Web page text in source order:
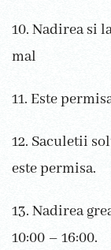
10. Nadirea si
mal
11. Este
12. Saculetii
este permisa.
13. Nadirea
10:00 – 16:00.